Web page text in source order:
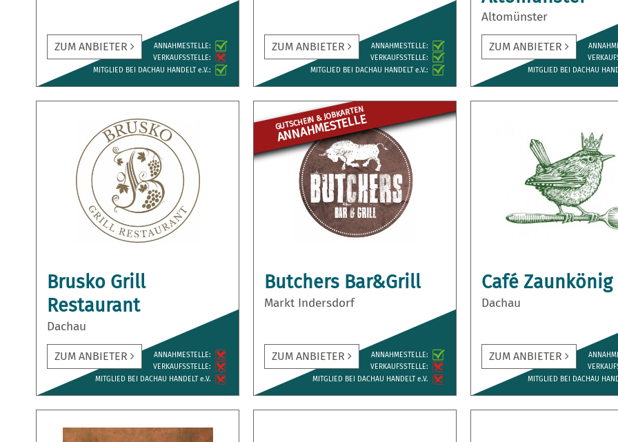
ZUM ANBIETER
ANNAH­MESTELLE:
VERKAUFS­STELLE:
MITGLIED BEI DACHAU HANDELT e.V.:
ZUM ANBIETER
ANNAH­MESTELLE:
VERKAUFS­STELLE:
MITGLIED BEI DACHAU HANDELT e.V.:
Altomünster
ZUM ANBIETER
MITGLIED BEI DACHAU
Brusko Grill
Restaurant
Dachau
ZUM ANBIETER
ANNAH­MESTELLE:
VERKAUFS­STELLE:
MITGLIED BEI DACHAU HANDELT e.V.
GUTSCHEIN & JOBKARTEN
ANNAHME­STELLE
Butchers Bar&Grill
Markt Indersdorf
ZUM ANBIETER
ANNAH­MESTELLE:
VERKAUFS­STELLE:
MITGLIED BEI DACHAU HANDELT e.V.
Café Zaunkönig
Dachau
ZUM ANBIETER
MITGLIED BEI DACHAU